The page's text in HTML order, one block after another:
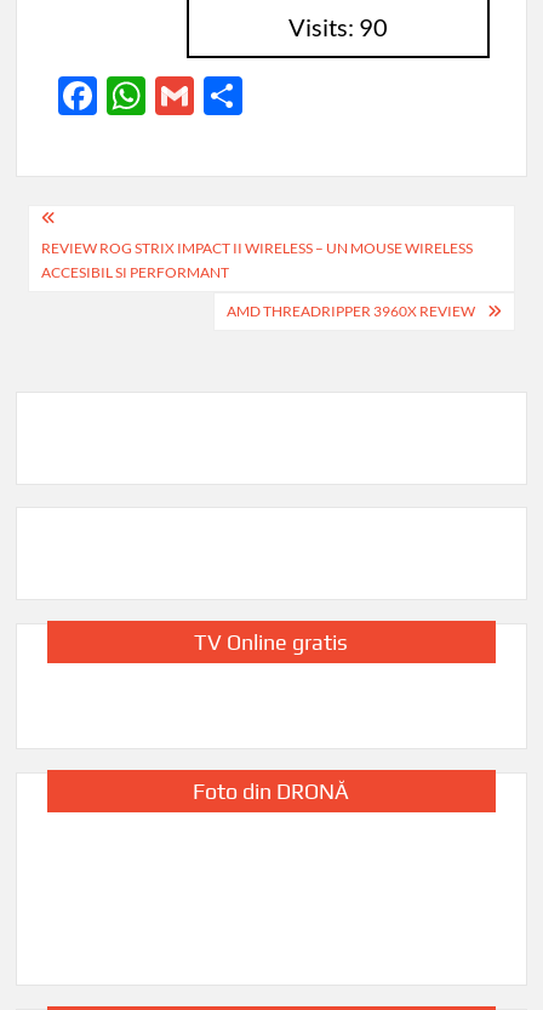
Visits: 90
F
e
o
o
W
at
A
p
G
ail ta
az
Navigare
înREVIEW ROG STRIX IMPACT II WIRELESS – UN MOUSE WIRELESS
ACCESIBIL SI PERFORMANT
AMD THREADRIPPER 3960X REVIEW
TV Online gratis
Foto din DRONĂ